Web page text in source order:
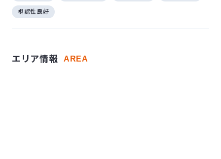
視認性良好
エリア情報 AREA